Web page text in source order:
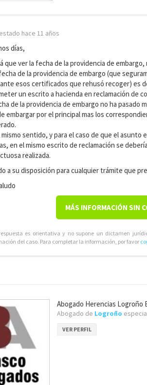
hace 11 años
días,
que ver la fecha de la providencia de
de la providencia de embargo (que
esos certificados que rehusó recoger) es
un escrito a hacienda en reclamación de
de la providencia de embargo no ha pasado
embargar por el principal mas los
mismo sentido, y para el caso de que el
en el mismo escrito de reclamación se
realizada.
a su disposición para cualquier trámite que
MÁS INFORMACIÓN SIN
es orientativa y no supone un dictamen
del caso. Para completar la información, por favor
Abogado Herencias Logroño
Abogado de Logroño
VER PERFIL